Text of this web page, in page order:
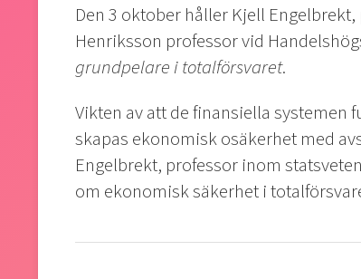
Den 3 oktober håller Kjell
Henriksson professor vid
grundpelare i totalförsvaret.
Vikten av att de finansiella systemen
skapas ekonomisk osäkerhet med
Engelbrekt, professor inom
om ekonomisk säkerhet i